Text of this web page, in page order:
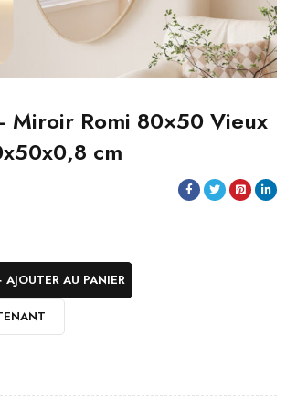
Miroir Romi 80×50 Vieux
cm
AJOUTER AU PANIER